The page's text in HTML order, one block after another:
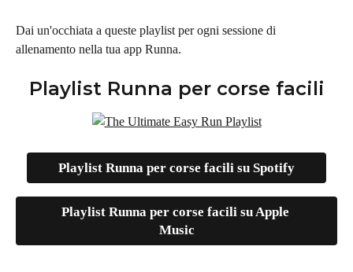
Dai un'occhiata a queste playlist per ogni sessione di
allenamento nella tua app Runna.
Playlist Runna per corse facili
Playlist Runna per corse facili su Spotify
Playlist Runna per corse facili su Apple
Music